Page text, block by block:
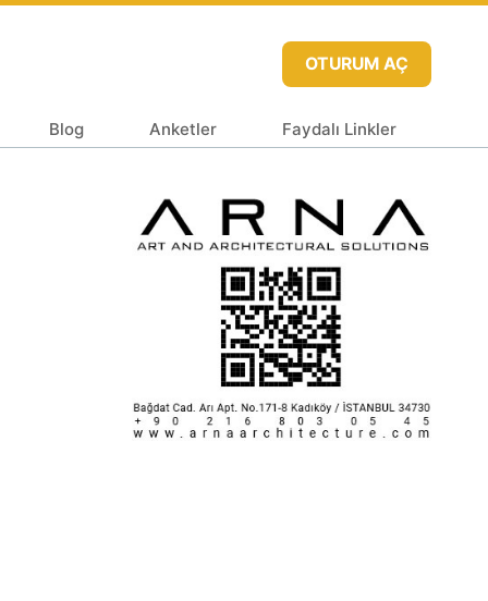
OTURUM AÇ
Blog Anketler Faydalı Linkler